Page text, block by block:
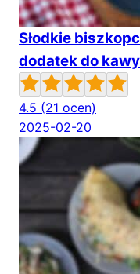
Słodkie
dodatek do
4.5 (21 ocen)
2025-02-20